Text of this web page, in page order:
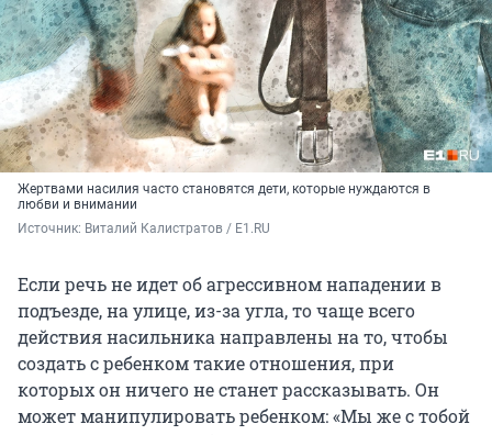
Жертвами насилия часто становятся дети, которые нуждаются в
любви и внимании
Источник: Виталий Калистратов / E1.RU
Если речь не идет об агрессивном нападении в
подъезде, на улице, из-за угла, то чаще всего
действия насильника направлены на то, чтобы
создать с ребенком такие отношения, при
которых он ничего не станет рассказывать. Он
может манипулировать ребенком: «Мы же с тобой